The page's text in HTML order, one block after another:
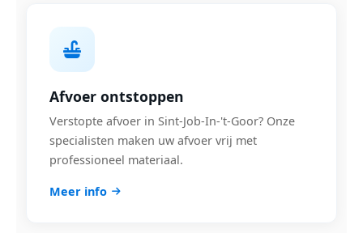
Afvoer ontstoppen
Verstopte afvoer in Sint-Job-In-'t-Goor? Onze
specialisten maken uw afvoer vrij met
professioneel materiaal.
Meer info